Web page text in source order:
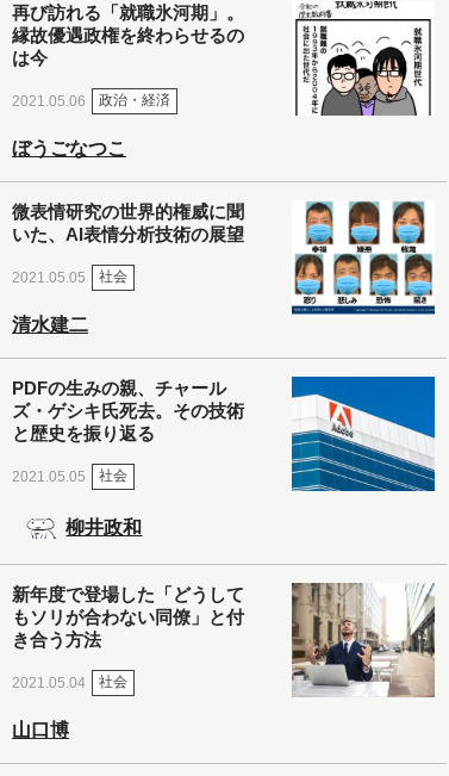
再び訪れる「就職氷河期」。
縁故優遇政権を終わらせるの
は今
2021.05.06 政治・経済
ぼうごなつこ
微表情研究の世界的権威に聞
いた、AI表情分析技術の展望
2021.05.05 社会
清水建二
PDFの生みの親、チャール
ズ・ゲシキ氏死去。その技術
と歴史を振り返る
2021.05.05 社会
柳井政和
新年度で登場した「どうして
もソリが合わない同僚」と付
き合う方法
2021.05.04 社会
山口博